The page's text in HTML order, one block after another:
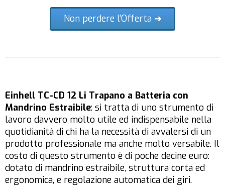
Non perdere l'Offerta ➜
Einhell TC-CD 12 Li Trapano a Batteria con
Mandrino Estraibile: si tratta di uno strumento di
lavoro davvero molto utile ed indispensabile nella
quotidianità di chi ha la necessità di avvalersi di un
prodotto professionale ma anche molto versabile. Il
costo di questo strumento è di poche decine euro:
dotato di mandrino estraibile, struttura corta ed
ergonomica, e regolazione automatica dei giri.